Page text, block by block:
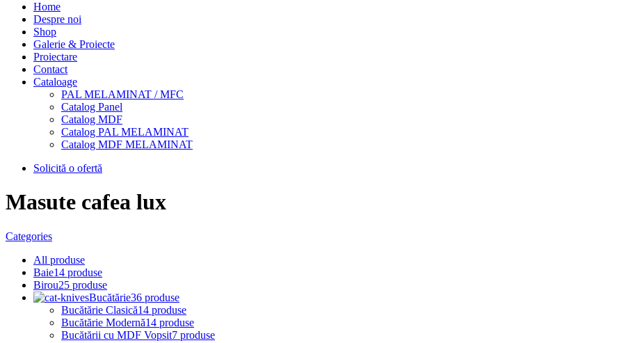
Home
Despre noi
Shop
Galerie & Proiecte
Proiectare
Contact
Cataloage
PAL MELAMINAT / MFC
Catalog Panel
Catalog MDF
Catalog PAL MELAMINAT
Catalog MDF MELAMINAT
Solicită o ofertă
Masute cafea lux
Categories
All produse
Baie14 produse
Birou25 produse
Bucătărie36 produse
Bucătărie Clasică14 produse
Bucătărie Modernă14 produse
Bucătării cu MDF Vopsit7 produse